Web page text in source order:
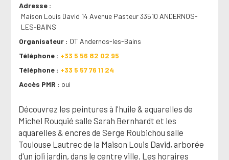
Adresse
Maison Louis David 14 Avenue Pasteur 33510 ANDERNOS-
LES-BAINS
Organisateur
OT Andernos-les-Bains
Téléphone
+33 5 56 82 02 95
Téléphone
+33 5 57 76 11 24
Accès PMR
oui
Découvrez les peintures à l'huile & aquarelles de
Michel Rouquié salle Sarah Bernhardt et les
aquarelles & encres de Serge Roubichou salle
Toulouse Lautrec de la Maison Louis David, arborée
d'un joli jardin, dans le centre ville. Les horaires